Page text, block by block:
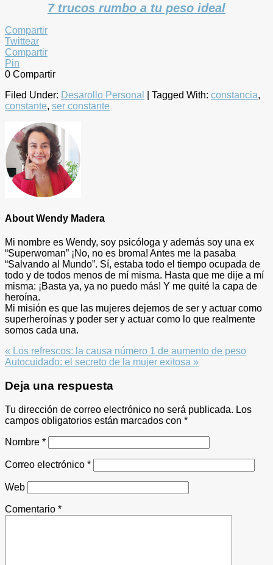
7 trucos rumbo a tu peso ideal
Compartir
Twittear
Compartir
Pin
0 Compartir
Filed Under: Desarollo Personal Tagged With: constancia,
constante, ser constante
About Wendy Madera
Mi nombre es Wendy, soy psicóloga y además soy una ex
“Superwoman” ¡No, no es broma! Antes me la pasaba
“Salvando al Mundo”. Sí, estaba todo el tiempo ocupada de
todo y de todos menos de mí misma. Hasta que me dije a mí
misma: ¡Basta ya, ya no puedo más! Y me quité la capa de
heroína.
Mi misión es que las mujeres dejemos de ser y actuar como
superheroínas y poder ser y actuar como lo que realmente
somos cada una.
Previous
Post:
« Los refrescos: la causa número 1 de aumento de peso
Next
Autocuidado: el secreto de la mujer exitosa »
Interactions
Deja una respuesta
Tu dirección de correo electrónico no será publicada. Los
campos obligatorios están marcados con *
Nombre *
Correo electrónico *
Web
Comentario *